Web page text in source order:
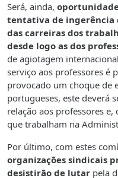
Será, ainda,
tentativa de ingerência
das carreiras dos
desde logo as dos
de agiotagem
serviço aos professores é
provocado um choque de
portugueses, este deverá
relação aos professores
que trabalham na
Por último, com estes
organizações sindicais
desistirão de lutar pela